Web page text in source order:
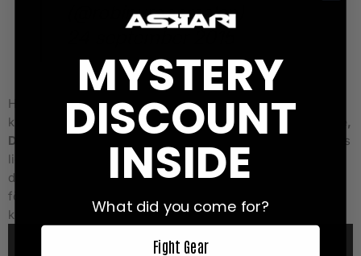
(@robinvroosmalen)
Han slåss i70 KG klassen och har ortodox stance. Robins
kickboxing record är34-6, och har vinster mot
Andy Ristie,
Davit Kiria, Dzhabar Askerov
m.fl. i bagaget. Han är Glory's
lightweight champion och hans nästa match är inplanerad
den 6e november 2015.Robin van Roosmalen
försvara sin titel mot
kommer bli en grym match att se fram emot.
MYSTERY
DISCOUNT
INSIDE
What did you come for?
Fight Gear